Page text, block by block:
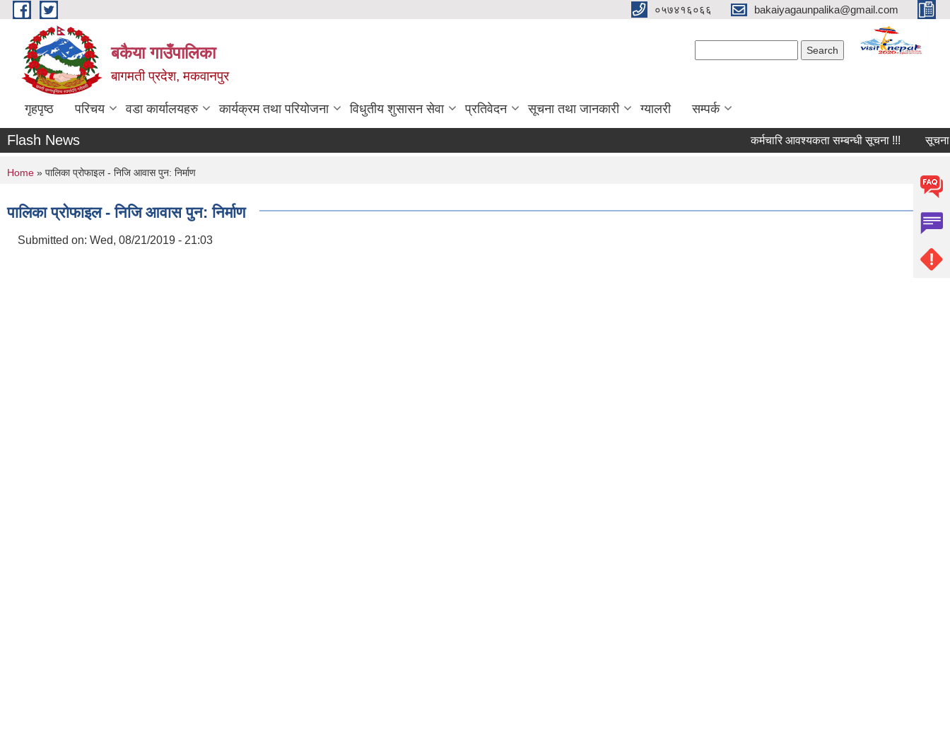
Skip to main content ०५७४१६०६६ bakaiyagaunpalika@gmail.com
बकैया गाउँपालिका
बागमती प्रदेश, मकवानपुर
गृहपृष्ठ परिचय वडा कार्यालयहरु कार्यक्रम तथा परियोजना विधुतीय शुसासन सेवा प्रतिवेदन सूचना तथा जानकारी ग्यालरी सम्पर्क
Flash News कर्मचारि आवश्यकता सम्बन्धी सूचना !!! सूचना !!!
You are here
Home » पालिका प्रोफाइल - निजि आवास पुन: निर्माण
पालिका प्रोफाइल - निजि आवास पुन: निर्माण
Submitted on: Wed, 08/21/2019 - 21:03